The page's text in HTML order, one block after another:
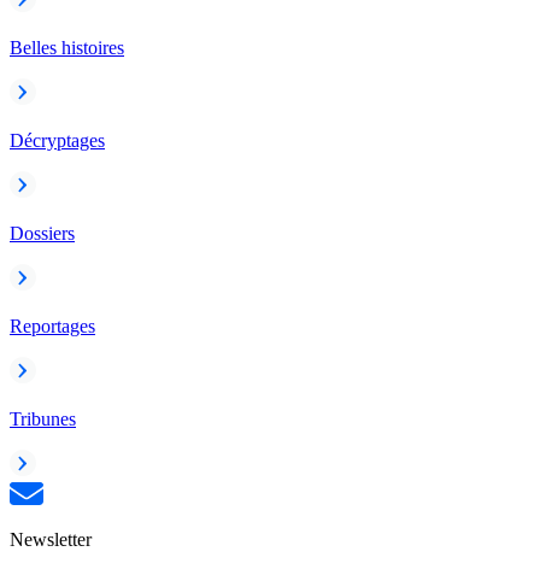
Belles histoires
Décryptages
Dossiers
Reportages
Tribunes
Newsletter